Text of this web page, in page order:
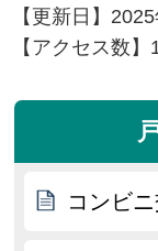
【更新日】
【アクセス数】
コンビ